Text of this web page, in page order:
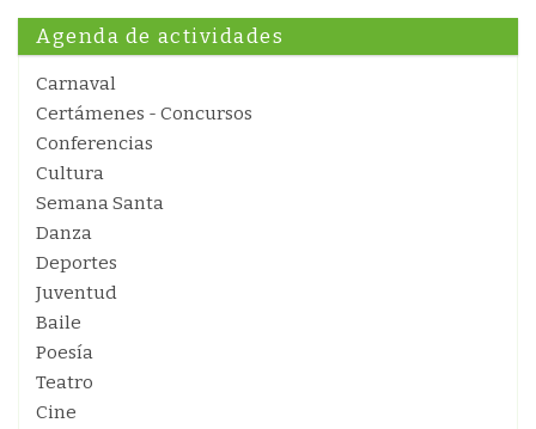
Agenda de actividades
Carnaval
Certámenes - Concursos
Conferencias
Cultura
Semana Santa
Danza
Deportes
Juventud
Baile
Poesía
Teatro
Cine